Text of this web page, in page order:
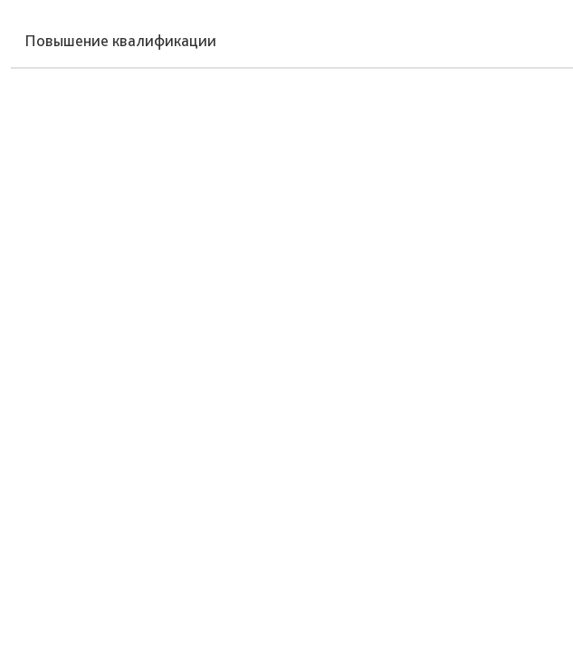
Повышение квалификации